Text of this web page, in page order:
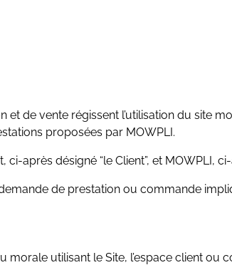
et de vente régissent l’utilisation du site
proposées par MOWPLI.
après désigné “le Client”, et MOWPLI, ci-
de prestation ou commande
utilisant le Site, l’espace client ou